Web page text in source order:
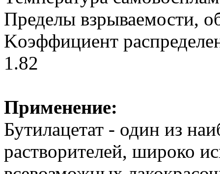
Пределы взрываемости,
Koэффициент
1.82
Применение:
Бутилацетат - один из
растворителей, широко